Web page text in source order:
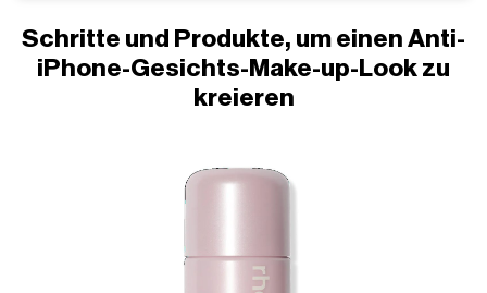
Schritte und Produkte, um einen Anti-
iPhone-Gesichts-Make-up-Look zu
kreieren